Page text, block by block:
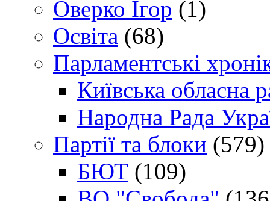
Оверко Ігор (1)
Освіта (68)
Парламентські
Київська обласна
Народна Рада
Партії та блоки (579)
БЮТ (109)